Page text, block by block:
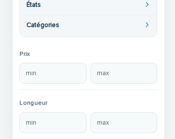
États
Catégories
Prix
Longueur
Place de port
OCCASION ·
VOILIER OCCASION · 2005
Jeanneau Sun Odyssey 32